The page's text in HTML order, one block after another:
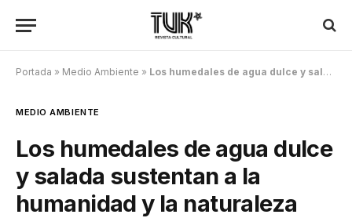
Portada » Medio Ambiente » Los humedales de agua dulce y salada sustentan a la humanidad y la naturaleza
MEDIO AMBIENTE
Los humedales de agua dulce
y salada sustentan a la
humanidad y la naturaleza